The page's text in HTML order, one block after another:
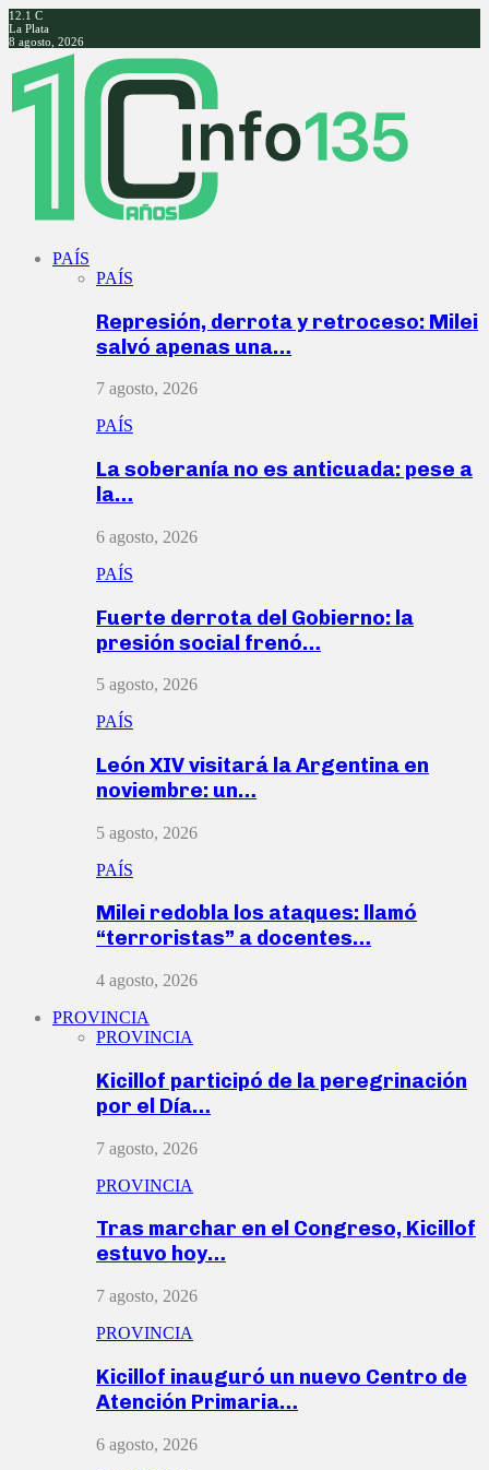
12.1 C
La Plata
8 agosto, 2026
Facebook
Twitter
Instagram
Youtube
PAÍS
PAÍS
Represión, derrota y retroceso: Milei
salvó apenas una…
7 agosto, 2026
PAÍS
La soberanía no es anticuada: pese a
la…
6 agosto, 2026
PAÍS
Fuerte derrota del Gobierno: la
presión social frenó…
5 agosto, 2026
PAÍS
León XIV visitará la Argentina en
noviembre: un…
5 agosto, 2026
PAÍS
Milei redobla los ataques: llamó
“terroristas” a docentes…
4 agosto, 2026
PROVINCIA
PROVINCIA
Kicillof participó de la peregrinación
por el Día…
7 agosto, 2026
PROVINCIA
Tras marchar en el Congreso, Kicillof
estuvo hoy…
7 agosto, 2026
PROVINCIA
Kicillof inauguró un nuevo Centro de
Atención Primaria…
6 agosto, 2026